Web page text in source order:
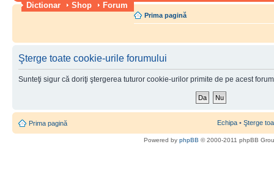
Dictionar
Shop Forum
Prima pagină
Şterge toate cookie-urile forumului
Sunteţi sigur că doriţi ştergerea tuturor cookie-urilor primite de pe acest
Prima pagină Echipa • Şterge
Powered by phpBB © 2000-2011 phpBB